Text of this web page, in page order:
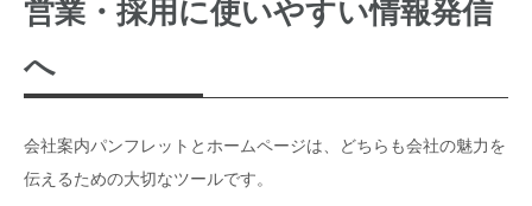
営業・採用に使いやすい情報発信
へ
会社案内パンフレットとホームページは、どちらも会社の魅力を
伝えるための大切なツールです。